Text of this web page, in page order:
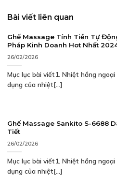
Bài viết liên quan
Ghế Massage Tính Tiền Tự
Pháp Kinh Doanh Hot Nhất
26/02/2026
Mục lục bài viết1. Nhiệt hồng ngoại
dụng của nhiệt[...]
Ghế Massage Sankito S-6688
Tiết
26/02/2026
Mục lục bài viết1. Nhiệt hồng ngoại
dụng của nhiệt[...]